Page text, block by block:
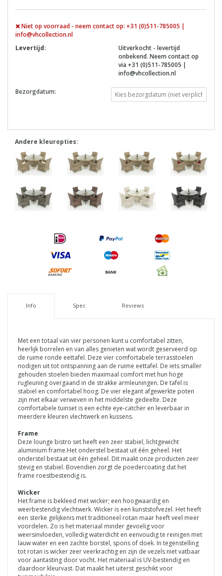
Niet op voorraad - neem contact op: +31 (0)511-785005 |
info@vhcollection.nl
Levertijd:
Uitverkocht - levertijd
onbekend. Neem contact op
via +31 (0)511-785005 |
info@vhcollection.nl
Bezorgdatum:
Andere kleuropties:
Info Spec Reviews
Met een totaal van vier personen kunt u comfortabel zitten,
heerlijk borrelen en van alles genieten wat wordt geserveerd op
de ruime ronde eettafel. Deze vier comfortabele terrasstoelen
nodigen uit tot ontspanning aan de ruime eettafel. De iets smaller
gehouden stoelen bieden maximaal comfort met hun hoge
rugleuning overgaand in de strakke armleuningen. De tafel is
stabiel en comfortabel hoog. De vier elegant afgewerkte poten
zijn met elkaar verweven in het middelste gedeelte. Deze
comfortabele tuinset is een echte eye-catcher en leverbaar in
meerdere kleuren vlechtwerk en kussens.
Frame
Deze lounge bistro set heeft een zeer stabiel, lichtgewicht
aluminium frame.Het onderstel bestaat uit één geheel. Het
onderstel bestaat uit één geheel. Dit maakt onze producten zeer
stevig en stabiel. Bovendien zorgt de poedercoating dat het
frame roestbestendig is.
Wicker
Het frame is bekleed met wicker; een hoogwaardig en
weerbestendig vlechtwerk. Wicker is een kunststofvezel. Het heeft
een sterke gelijkenis met traditioneel rotan maar heeft veel meer
voordelen. Zo is het materiaal minder gevoelig voor
weersinvloeden, volledig waterdicht en eenvoudig te reinigen met
lauw water en een zachte borstel, spons of doek. In tegenstelling
tot rotan is wicker zeer veerkrachtig en zijn de vezels niet vatbaar
voor aantasting door vocht. Het materiaal is UV-bestendig en
daardoor kleurvast. Dat maakt het uiterst geschikt voor